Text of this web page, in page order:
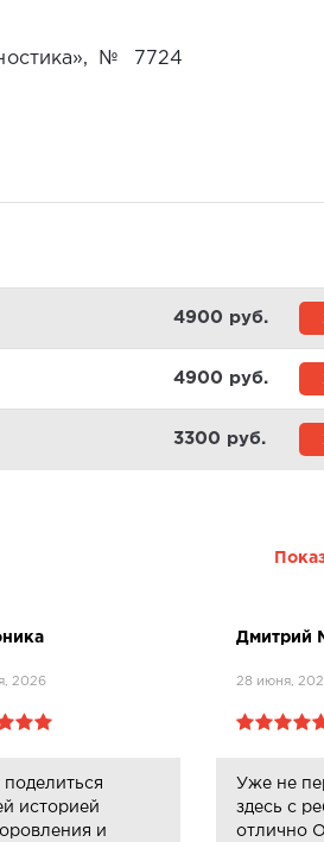
№ 7724
4900 pуб.
4900 pуб.
3300 pуб.
2026
поделиться
историей
и
Дмитрий
28 июня,
Уже не
здесь с
отлично